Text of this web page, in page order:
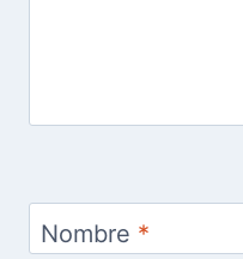
Nombre *